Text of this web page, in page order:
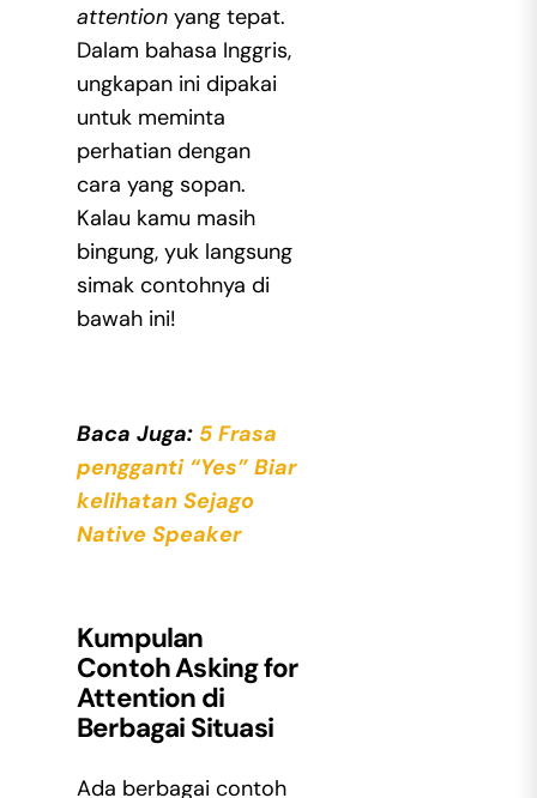
attention yang tepat.
Dalam bahasa Inggris,
ungkapan ini dipakai
untuk meminta
perhatian dengan
cara yang sopan.
Kalau kamu masih
bingung, yuk langsung
simak contohnya di
bawah ini!
Baca Juga: 5 Frasa
pengganti “Yes” Biar
kelihatan Sejago
Native Speaker
Kumpulan
Contoh Asking for
Attention di
Berbagai Situasi
Ada berbagai contoh